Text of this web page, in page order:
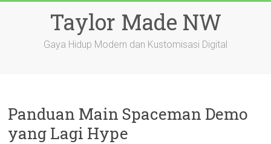
Taylor Made NW
Gaya Hidup Modern dan Kustomisasi Digital
Panduan Main Spaceman Demo
yang Lagi Hype